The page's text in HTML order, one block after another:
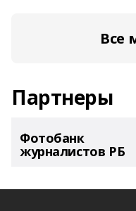
Все
Партнеры
Фотобанк
журналистов РБ